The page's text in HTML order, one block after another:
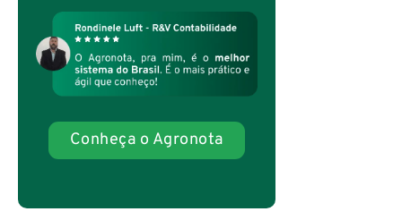
Conheça o Agronota